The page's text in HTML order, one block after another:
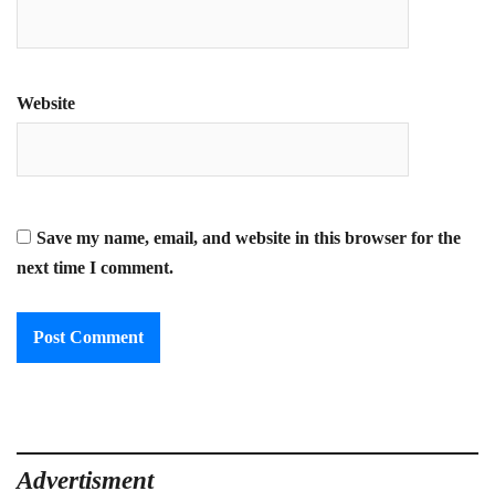
Website
Save my name, email, and website in this browser for the
next time I comment.
Advertisment